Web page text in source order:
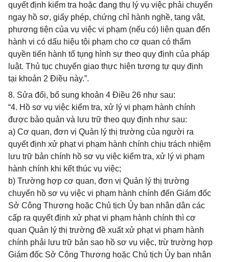
quyết định kiểm tra hoặc đang thụ lý vụ việc phải chuyển
ngay hồ sơ, giấy phép, chứng chỉ hành nghề, tang vật,
phương tiện của vụ việc vi phạm (nếu có) liên quan đến
hành vi có dấu hiệu tội phạm cho cơ quan có thẩm
quyền tiến hành tố tụng hình sự theo quy định của pháp
luật. Thủ tục chuyển giao thực hiện tương tự quy định
tại khoản 2 Điều này.”.
8. Sửa đổi, bổ sung khoản 4 Điều 26 như sau:
“4. Hồ sơ vụ việc kiểm tra, xử lý vi phạm hành chính
được bảo quản và lưu trữ theo quy định như sau:
a) Cơ quan, đơn vị Quản lý thị trường của người ra
quyết định xử phạt vi phạm hành chính chịu trách nhiệm
lưu trữ bản chính hồ sơ vụ việc kiểm tra, xử lý vi phạm
hành chính khi kết thúc vụ việc;
b) Trường hợp cơ quan, đơn vị Quản lý thị trường
chuyển hồ sơ vụ việc vi phạm hành chính đến Giám đốc
Sở Công Thương hoặc Chủ tịch Ủy ban nhân dân các
cấp ra quyết định xử phạt vi phạm hành chính thì cơ
quan Quản lý thị trường đề xuất xử phạt vi phạm hành
chính phải lưu trữ bản sao hồ sơ vụ việc, trừ trường hợp
Giám đốc Sở Công Thương hoặc Chủ tịch Ủy ban nhân